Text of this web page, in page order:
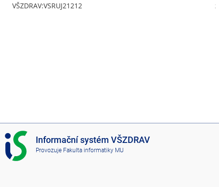
VŠZDRAV:VSRUJ21212 z
I
S
V
Informační systém VŠZDRAV
Provozuje Fakulta informatiky MU